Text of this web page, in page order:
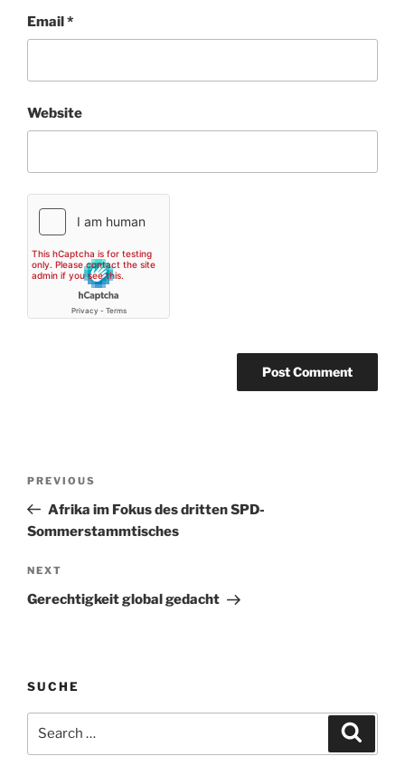
Email*
Website
Previous
Post
PREVIOUS
Afrika im Fokus des dritten SPD-
Sommerstammtisches
Next
Post
NEXT
Gerechtigkeit global gedacht
SUCHE